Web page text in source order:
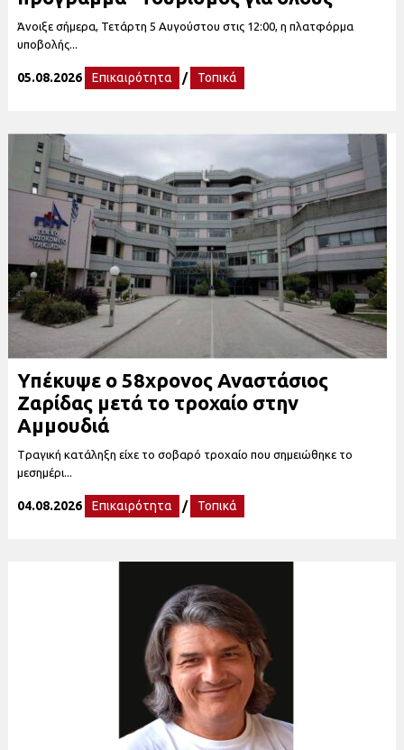
Άνοιξε σήμερα, Τετάρτη 5 Αυγούστου στις 12:00, η πλατφόρμα
υποβολής...
05.08.2026 Επικαιρότητα / Τοπικά
Υπέκυψε ο 58χρονος Αναστάσιος
Ζαρίδας μετά το τροχαίο στην
Αμμουδιά
Tραγική κατάληξη είχε το σοβαρό τροχαίο που σημειώθηκε το
μεσημέρι...
04.08.2026 Επικαιρότητα / Τοπικά